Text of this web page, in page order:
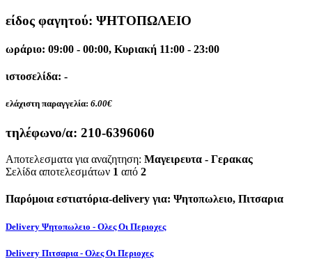
είδος φαγητού: ΨΗΤΟΠΩΛΕΙΟ
ωράριο: 09:00 - 00:00, Κυριακή 11:00 - 23:00
ιστοσελίδα: -
ελάχιστη παραγγελία: 6.00€
τηλέφωνο/α: 210-6396060
Αποτελεσματα για αναζητηση: Μαγειρευτα - Γερακας
Σελίδα αποτελεσμάτων 1 από 2
Παρόμοια εστιατόρια-delivery για: Ψητοπωλειο, Πιτσαρια
Delivery Ψητοπωλειο - Ολες Οι Περιοχες
Delivery Πιτσαρια - Ολες Οι Περιοχες